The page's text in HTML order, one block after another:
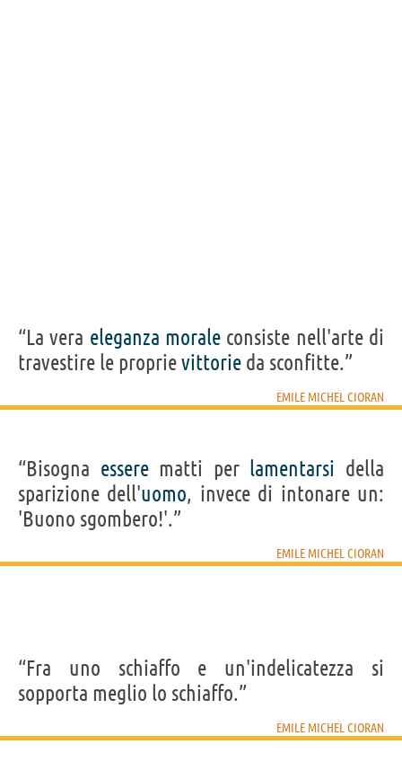
“La vera eleganza morale consiste nell'arte di
travestire le proprievittorie da sconfitte.”
EMILE MICHEL CIORAN
“Bisogna esserematti per lamentarsi della
sparizione dell'uomo, invece di intonare un:
'Buono sgombero!'.”
EMILE MICHEL CIORAN
“Fra uno schiaffo e un'indelicatezza si
sopporta meglio lo schiaffo.”
EMILE MICHEL CIORAN